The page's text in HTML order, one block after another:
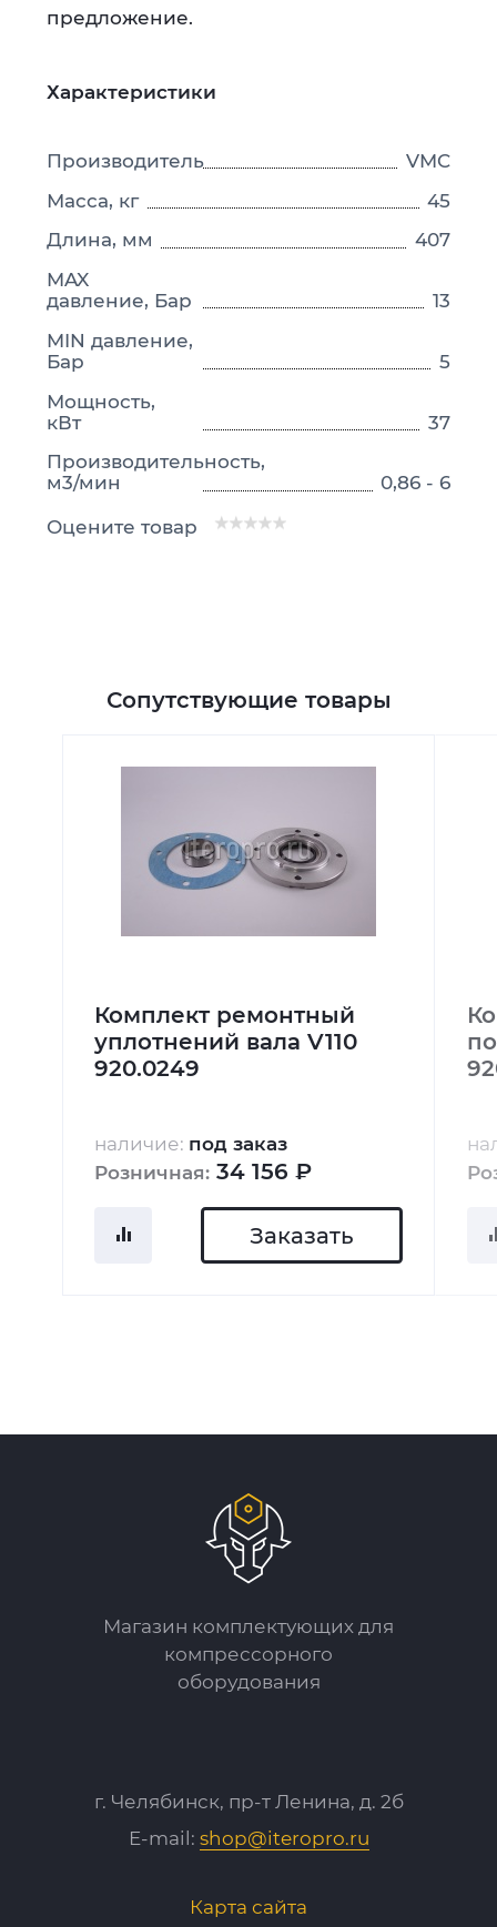
предложение.
Характеристики
Производитель
VMC
Масса, кг
45
Длина, мм
407
MAX
давление, Бар
13
MIN давление,
Бар
5
Мощность,
кВт
37
Производительность,
м3/мин
0,86 - 6
Оцените товар
Сопутствующие товары
Комплект ремонтный
уплотнений вала V110
920.0249
наличие: под заказ
Розничная: 34 156 ₽
Заказать
Магазин комплектующих для
компрессорного
оборудования
г. Челябинск, пр-т Ленина, д. 2б
E-mail: shop@iteropro.ru
Карта сайта